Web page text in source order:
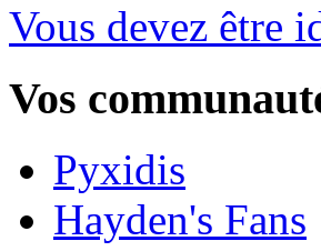
Vous devez être
Vos
Pyxidis
Hayden's Fans